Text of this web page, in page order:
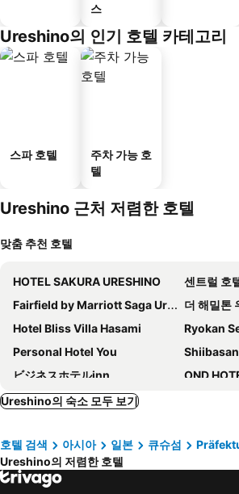
스
Ureshino의 인기 호텔 카테고리
스파 호텔
주차 가능 호
텔
Ureshino 근처 저렴한 호텔
맞춤 추천 호텔
HOTEL SAKURA URESHINO
센트럴 호
Fairfield by Marriott Saga Ureshino Onsen
더 해밀톤
Hotel Bliss Villa Hasami
Ryokan
Personal Hotel You
ビジネスホテルinn
OND
Yumotoso Toyokan Ryokan
(Ryokan) Ureshino Onsen Cha No Kokoro Warakuen
패밀리 호
산수이 글로벌 인
Sky
Ureshino의 숙소 모두 보기
호텔 검색 아시아 일본 큐슈섬
Ureshino의 저렴한 호텔